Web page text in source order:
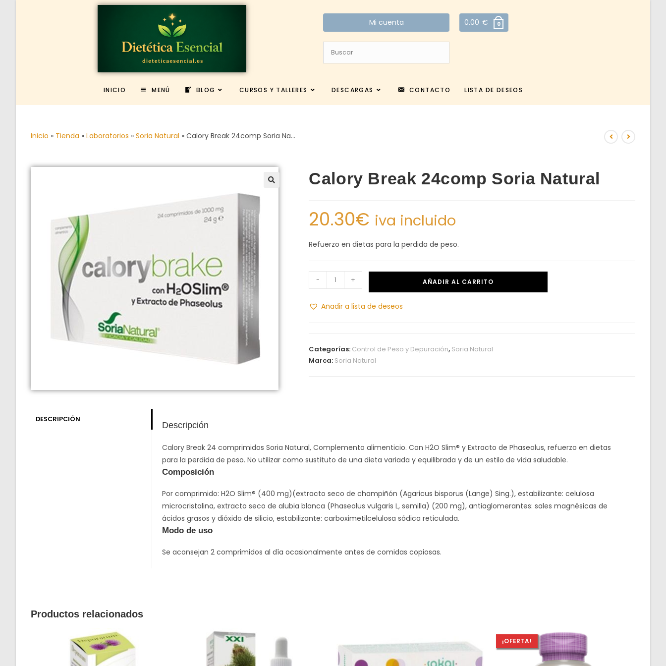
Mi cuenta 0.00 € 0
INICIO MENÚ BLOG CURSOS Y TALLERES DESCARGAS CONTACTO LISTA DE DESEOS
Inicio » Tienda » Laboratorios » Soria Natural » Calory Break 24comp Soria Na…
Calory Break 24comp Soria Natural
20.30€ iva incluido
Refuerzo en dietas para la perdida de peso.
- + AÑADIR AL CARRITO
Añadir a lista de deseos
Categorías: Control de Peso y Depuración, Soria Natural
Marca: Soria Natural
DESCRIPCIÓN
Descripción
Calory Break 24 comprimidos Soria Natural, Complemento alimenticio. Con H2O Slim® y Extracto de Phaseolus, refuerzo en dietas
para la perdida de peso. No utilizar como sustituto de una dieta variada y equilibrada y de un estilo de vida saludable.
Composición
Por comprimido: H2O Slim® (400 mg)(extracto seco de champiñón (Agaricus bisporus (Lange) Sing.), estabilizante: celulosa
microcristalina, extracto seco de alubia blanca (Phaseolus vulgaris L, semilla) (200 mg), antiaglomerantes: sales magnésicas de
ácidos grasos y dióxido de silicio, estabilizante: carboximetilcelulosa sódica reticulada.
Modo de uso
Se aconsejan 2 comprimidos al día ocasionalmente antes de comidas copiosas.
Productos relacionados
¡OFERTA!